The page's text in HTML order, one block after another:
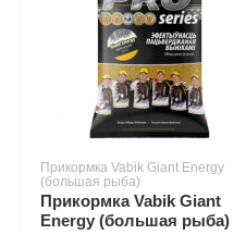
Прикормка Vabik Giant Energy
(большая рыба)
Прикормка Vabik Giant
Energy (большая рыба)